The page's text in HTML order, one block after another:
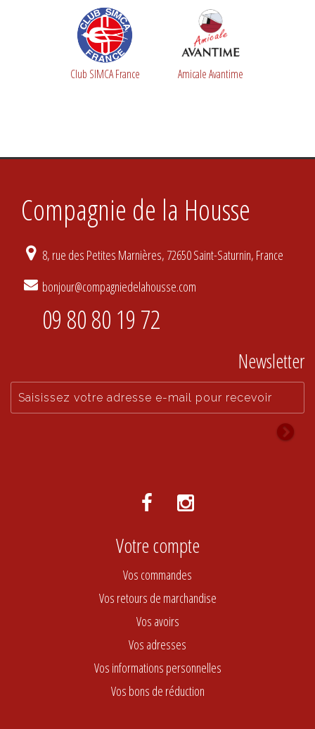
Club SIMCA France Amicale Avantime
Compagnie de la Housse
8, rue des Petites Marnières, 72650 Saint-Saturnin, France
bonjour@compagniedelahousse.com
09 80 80 19 72
Newsletter
Votre compte
Vos commandes
Vos retours de marchandise
Vos avoirs
Vos adresses
Vos informations personnelles
Vos bons de réduction